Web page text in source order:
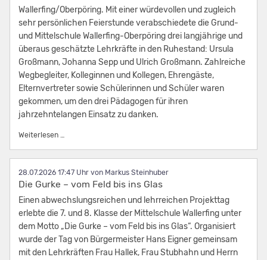
Wallerfing/Oberpöring. Mit einer würdevollen und zugleich
sehr persönlichen Feierstunde verabschiedete die Grund-
und Mittelschule Wallerfing-Oberpöring drei langjährige und
überaus geschätzte Lehrkräfte in den Ruhestand: Ursula
Großmann, Johanna Sepp und Ulrich Großmann. Zahlreiche
Wegbegleiter, Kolleginnen und Kollegen, Ehrengäste,
Elternvertreter sowie Schülerinnen und Schüler waren
gekommen, um den drei Pädagogen für ihren
jahrzehntelangen Einsatz zu danken.
Weiterlesen …
28.07.2026 17:47 von Markus Steinhuber
Die Gurke – vom Feld bis ins Glas
Einen abwechslungsreichen und lehrreichen Projekttag
erlebte die 7. und 8. Klasse der Mittelschule Wallerfing unter
dem Motto „Die Gurke – vom Feld bis ins Glas“. Organisiert
wurde der Tag von Bürgermeister Hans Eigner gemeinsam
mit den Lehrkräften Frau Hallek, Frau Stubhahn und Herrn